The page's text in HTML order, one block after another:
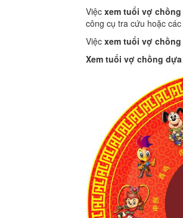
Việc xem tuổi vợ chồng
công cụ tra cứu hoặc
Việc xem tuổi vợ chồng
Xem tuổi vợ chồng